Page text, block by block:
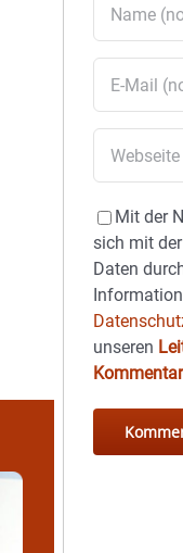
Mit der
sich mit
Daten
unseren